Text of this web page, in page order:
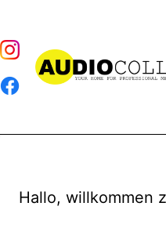
Hallo, willkommen